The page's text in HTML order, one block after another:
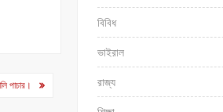
পাচার।
বিবিধ
ভাইরাল
রাজ্য